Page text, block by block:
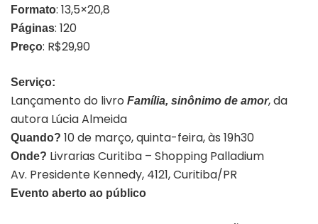
Formato: 13,5×20,8
Páginas: 120
Preço: R$29,90
Serviço:
Lançamento do livro Família, sinônimo de amor, da
autora Lúcia Almeida
Quando? 10 de março, quinta-feira, às 19h30
Onde? Livrarias Curitiba – Shopping Palladium
Av. Presidente Kennedy, 4121, Curitiba/PR
Evento aberto ao público